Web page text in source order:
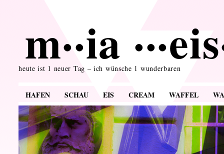
m··ia
heute ist 1 neuer Tag – ich wünsche 1 wunderbaren
HAFEN SCHAU EIS CREAM WAFFEL